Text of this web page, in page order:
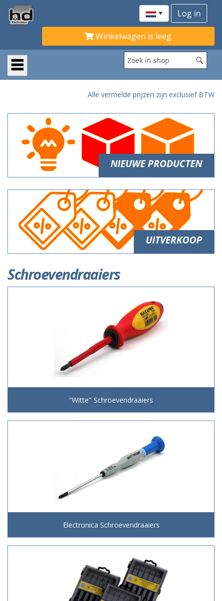
Winkelwagen is leeg
Alle vermelde prijzen zijn exclusief BTW
NIEUWE PRODUCTEN
UITVERKOOP
Schroevendraaiers
"Witte" Schroevendraaiers
Electronica Schroevendraaiers